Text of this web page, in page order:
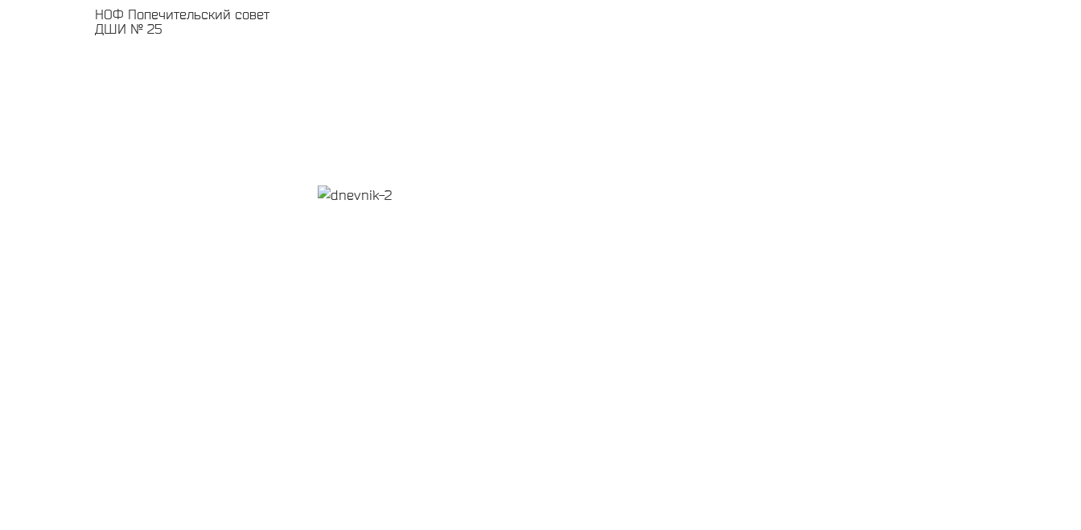
НОФ Попечительский совет
ДШИ № 25